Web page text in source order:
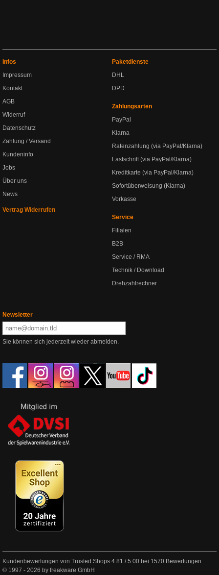
Infos
Impressum
Kontakt
AGB
Widerruf
Datenschutz
Zahlung / Versand
Kundeninfo
Jobs
Über uns
News
Vertrag Widerrufen
Paketdienste
DHL
DPD
Zahlungsarten
PayPal
Klarna
Ratenzahlung (via PayPal/Klarna)
Lastschrift (via PayPal/Klarna)
Kreditkarte (via PayPal/Klarna)
Sofortüberweisung (Klarna)
Vorkasse
Service
Filialen
B2B
Service / RMA
Technik / Download
Drehzahlrechner
Newsletter
Sie können sich jederzeit wieder abmelden.
Kundenbewertungen von Trusted Shops 4.81 /5.00 bei 1570 Bewertungen
© 1997 - 2026 by freakware GmbH